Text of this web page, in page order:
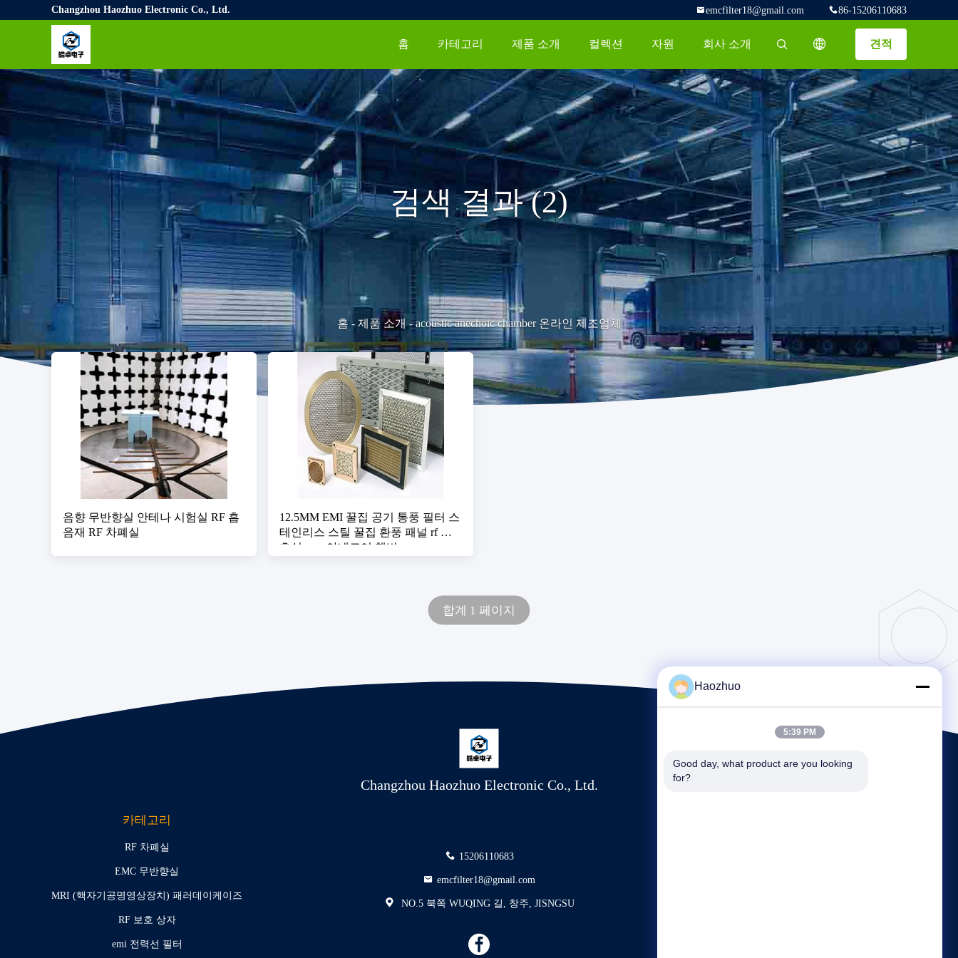
Changzhou Haozhuo Electronic Co., Ltd. 86-15206110683
emcfilter18@gmail.com
견적
描述
홈 카테고리 제품 소개 컬렉션 자원 회사 소개
검색 결과 (2)
홈- 제품 소개-acoustic anechoic chamber 온라인 제조업체
음향 무반향실 안테나 시험실 RF 흡
음재 RF 차폐실
12.5MM EMI 꿀집 공기 통풍 필터 스
테인리스 스틸 꿀집 환풍 패널 rf 보
호실 emc 아네코어 챔버
합계 1 페이지
Changzhou Haozhuo Electronic Co., Ltd.
카테고리
RF 차폐실
EMC 무반향실
MRI (핵자기공명영상장치) 패러데이케이즈
RF 보호 상자
emi 전력선 필터
15206110683
emcfilter18@gmail.com
NO.5 북쪽 WUQING 길, 창주, JISNGSU
Haozhuo
5:39 PM
Good day, what product are you looking
for?